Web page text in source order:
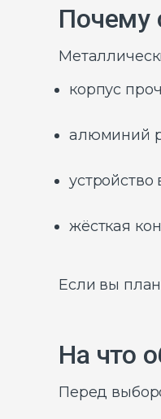
Почему
корпус
алюминий
жёсткая
Если вы
На что
Перед